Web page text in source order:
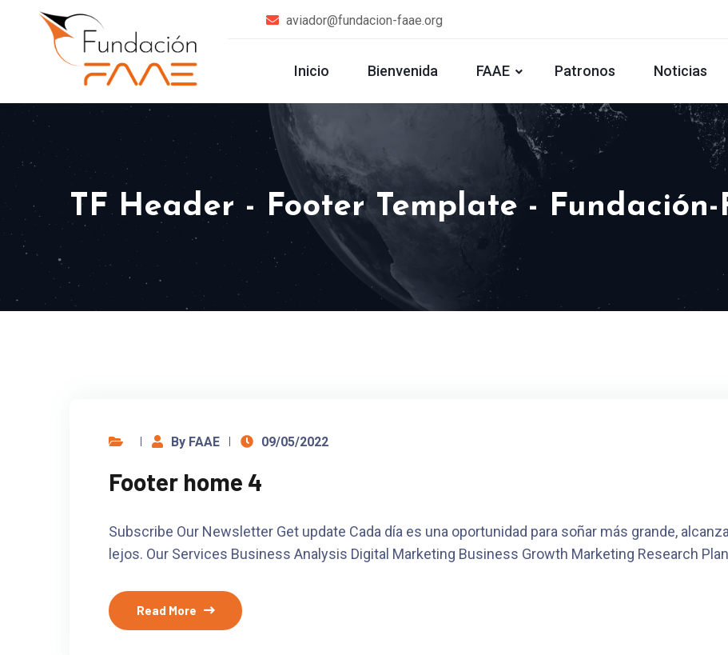
aviador@fundacion-faae.org
Inicio Bienvenida FAAE Patronos Noticias
TF Header - Footer Template - Fundación-
By FAAE 09/05/2022
Footer home 4
Subscribe Our Newsletter Get update Cada día es una oportunidad para soñar más grande,
lejos. Our Services Business Analysis Digital Marketing Business Growth Marketing Research
Read More